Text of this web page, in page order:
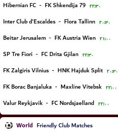
Hibernian FC - FK Shkendija 79 ۲۲:۳۰
Inter Club d'Escaldes - Flora Tallinn ۲۰:۳۰
Beitar Jerusalem - FK Austria Wien ۲۱:۰۰
SP Tre Fiori - FC Drita Gjilan ۲۲:۳۰
FK Zalgiris Vilnius - HNK Hajduk Split ۲۰:۳۰
FK Borac Banjaluka - Maxline Vitebsk ۲۲:۰۰
Valur Reykjavik - FC Nordsjaelland ۲۲:۰۰
World Friendly Club Matches